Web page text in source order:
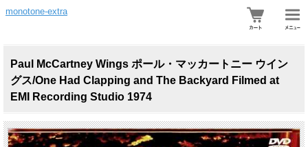
monotone-extra
Paul McCartney Wings ポール・マッカートニー ウイン
グス/One Had Clapping and The Backyard Filmed at
EMI Recording Studio 1974